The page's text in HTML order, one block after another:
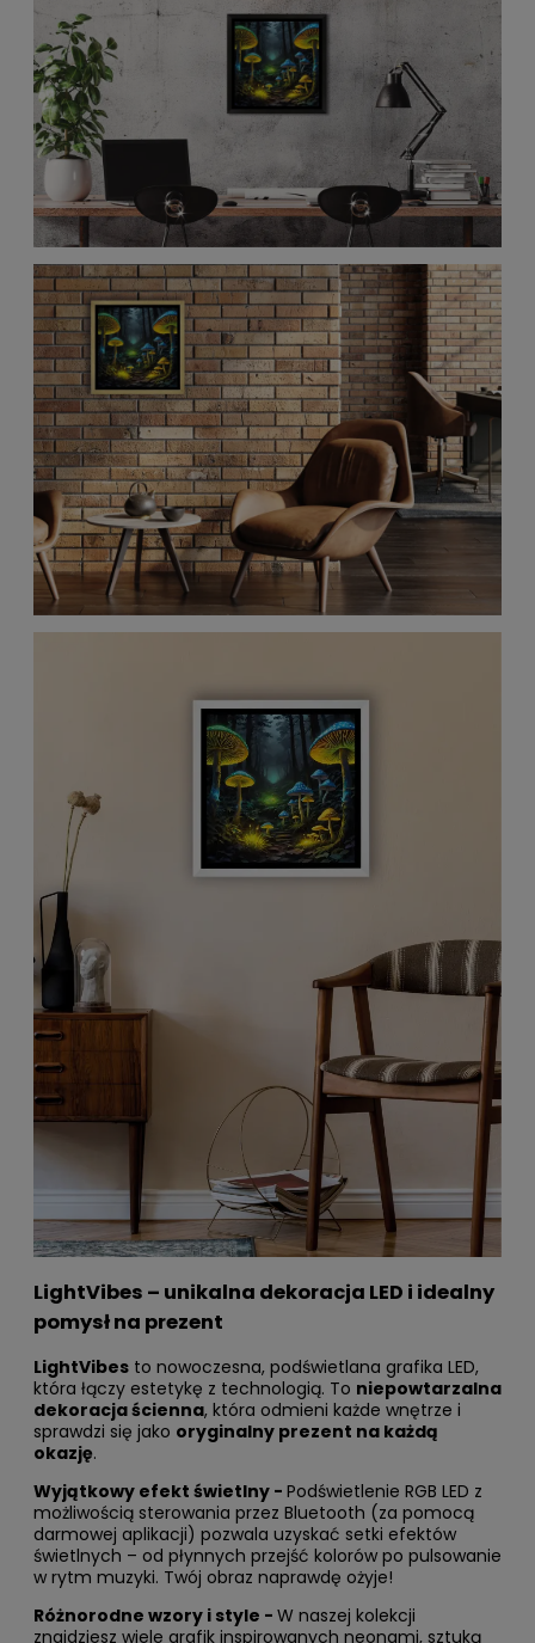
LightVibes – unikalna dekoracja LED i idealny
pomysł na prezent
LightVibes to nowoczesna, podświetlana grafika LED,
która łączy estetykę z technologią. To niepowtarzalna
dekoracja ścienna, która odmieni każde wnętrze i
sprawdzi się jako oryginalny prezent na każdą
okazję.
Wyjątkowy efekt świetlny - Podświetlenie RGB LED z
możliwością sterowania przez Bluetooth (za pomocą
darmowej aplikacji) pozwala uzyskać setki efektów
świetlnych – od płynnych przejść kolorów po pulsowanie
w rytm muzyki. Twój obraz naprawdę ożyje!
Różnorodne wzory i style - W naszej kolekcji
znajdziesz wiele grafik inspirowanych neonami, sztuką